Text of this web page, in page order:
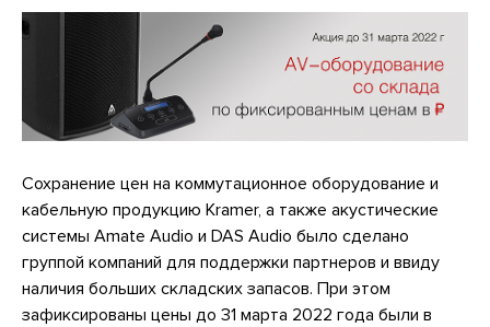
Сохранение цен на коммутационное оборудование и
кабельную продукцию Kramer, а также акустические
системы Amate Audio и DAS Audio было сделано
группой компаний для поддержки партнеров и ввиду
наличия больших складских запасов. При этом
зафиксированы цены до 31 марта 2022 года были в